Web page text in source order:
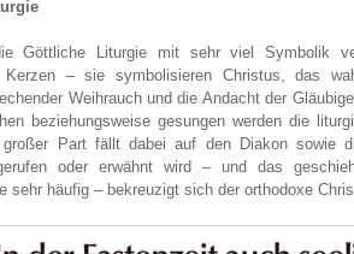
Göttliche Liturgie mit sehr viel Symbolik
Kerzen – sie symbolisieren Christus, das
Weihrauch und die Andacht der
beziehungsweise gesungen werden die
großer Part fällt dabei auf den Diakon sowie
oder erwähnt wird – und das
sehr häufig – bekreuzigt sich der orthodoxe